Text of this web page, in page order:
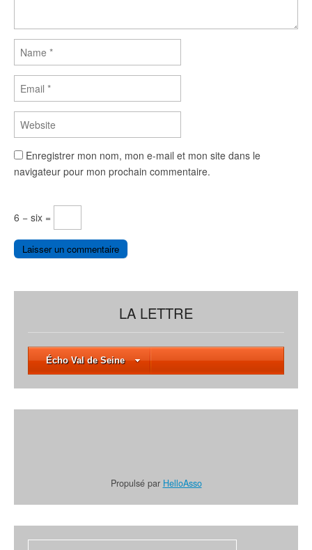
Enregistrer mon nom, mon e-mail et mon site dans le
navigateur pour mon prochain commentaire.
6 − six =
LA LETTRE
Écho Val de Seine
Propulsé par HelloAsso